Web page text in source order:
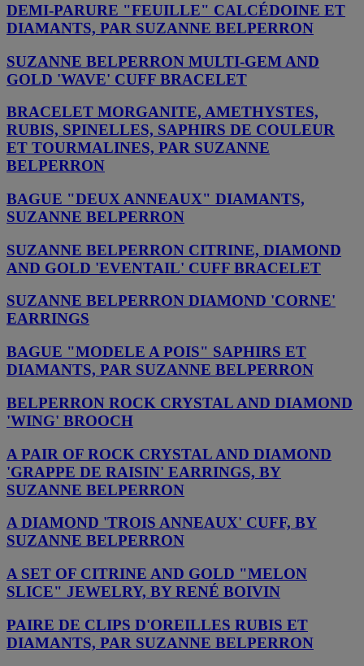
DEMI-PARURE "FEUILLE" CALCÉDOINE ET
DIAMANTS, PAR SUZANNE BELPERRON
SUZANNE BELPERRON MULTI-GEM AND
GOLD 'WAVE' CUFF BRACELET
BRACELET MORGANITE, AMETHYSTES,
RUBIS, SPINELLES, SAPHIRS DE COULEUR
ET TOURMALINES, PAR SUZANNE
BELPERRON
BAGUE "DEUX ANNEAUX" DIAMANTS,
SUZANNE BELPERRON
SUZANNE BELPERRON CITRINE, DIAMOND
AND GOLD 'EVENTAIL' CUFF BRACELET
SUZANNE BELPERRON DIAMOND 'CORNE'
EARRINGS
BAGUE "MODELE A POIS" SAPHIRS ET
DIAMANTS, PAR SUZANNE BELPERRON
BELPERRON ROCK CRYSTAL AND DIAMOND
'WING' BROOCH
A PAIR OF ROCK CRYSTAL AND DIAMOND
'GRAPPE DE RAISIN' EARRINGS, BY
SUZANNE BELPERRON
A DIAMOND 'TROIS ANNEAUX' CUFF, BY
SUZANNE BELPERRON
A SET OF CITRINE AND GOLD "MELON
SLICE" JEWELRY, BY RENÉ BOIVIN
PAIRE DE CLIPS D'OREILLES RUBIS ET
DIAMANTS, PAR SUZANNE BELPERRON